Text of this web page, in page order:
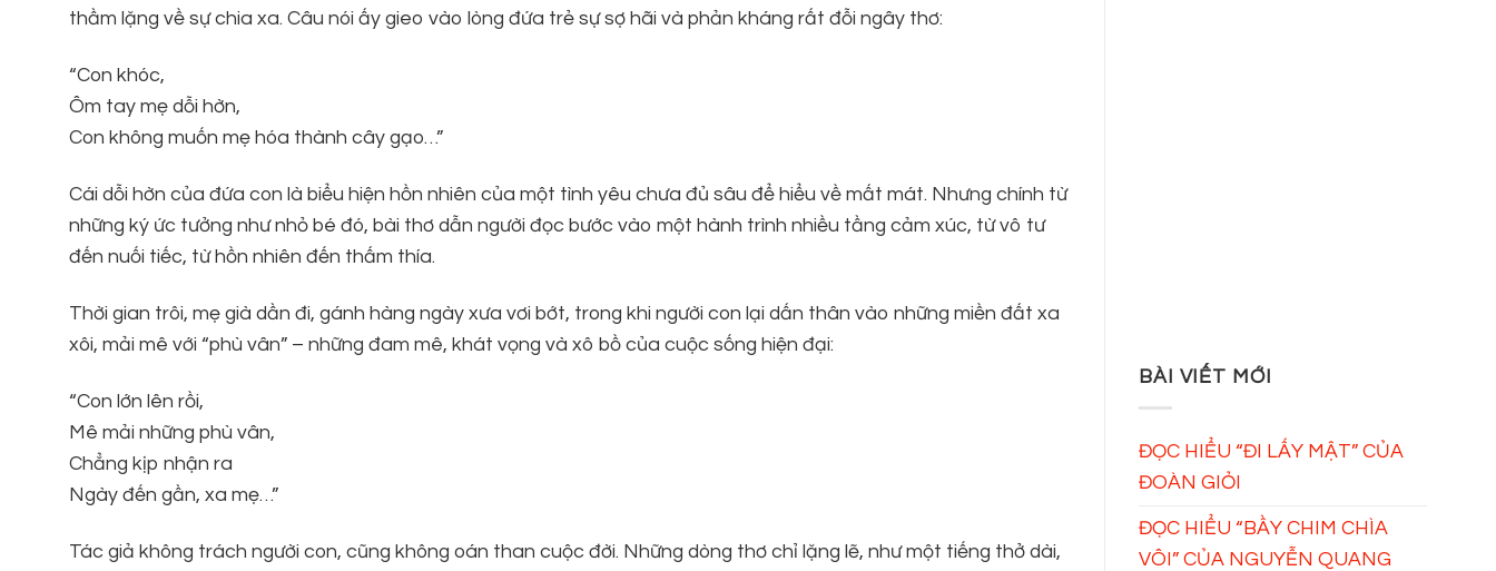
thầm lặng về sự chia xa. Câu nói ấy gieo vào lòng đứa trẻ sự sợ hãi và phản kháng rất đỗi ngây thơ:
“Con khóc,
Ôm tay mẹ dỗi hờn,
Con không muốn mẹ hóa thành cây gạo…”
Cái dỗi hờn của đứa con là biểu hiện hồn nhiên của một tình yêu chưa đủ sâu để hiểu về mất mát. Nhưng chính từ
những ký ức tưởng như nhỏ bé đó, bài thơ dẫn người đọc bước vào một hành trình nhiều tầng cảm xúc, từ vô tư
đến nuối tiếc, từ hồn nhiên đến thấm thía.
Thời gian trôi, mẹ già dần đi, gánh hàng ngày xưa vơi bớt, trong khi người con lại dấn thân vào những miền đất xa
xôi, mải mê với “phù vân” – những đam mê, khát vọng và xô bồ của cuộc sống hiện đại:
“Con lớn lên rồi,
Mê mải những phù vân,
Chẳng kịp nhận ra
Ngày đến gần, xa mẹ…”
Tác giả không trách người con, cũng không oán than cuộc đời. Những dòng thơ chỉ lặng lẽ, như một tiếng thở dài,
BÀI VIẾT MỚI
ĐỌC HIỂU “ĐI LẤY MẬT” CỦA
ĐOÀN GIỎI
ĐỌC HIỂU “BẦY CHIM CHÌA
VÔI” CỦA NGUYỄN QUANG